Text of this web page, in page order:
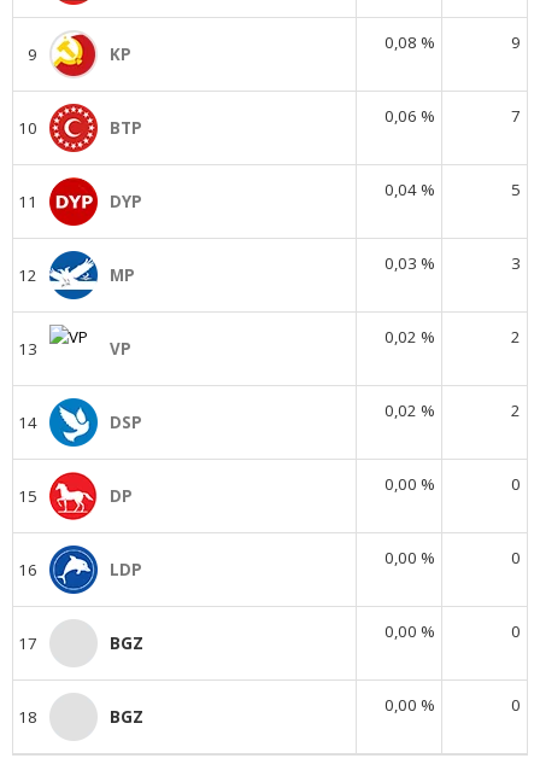
9 KP
0,08 % 9
10 BTP
0,06 % 7
11 DYP
0,04 % 5
12 MP
0,03 % 3
13 VP
0,02 % 2
14 DSP
0,02 % 2
15 DP
0,00 % 0
16 LDP
0,00 % 0
17 BGZ
0,00 % 0
18 BGZ
0,00 % 0